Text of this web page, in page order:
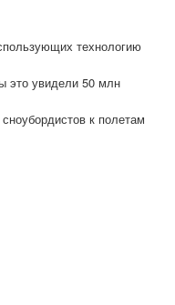
технологию
это увидели 50 млн
к полетам